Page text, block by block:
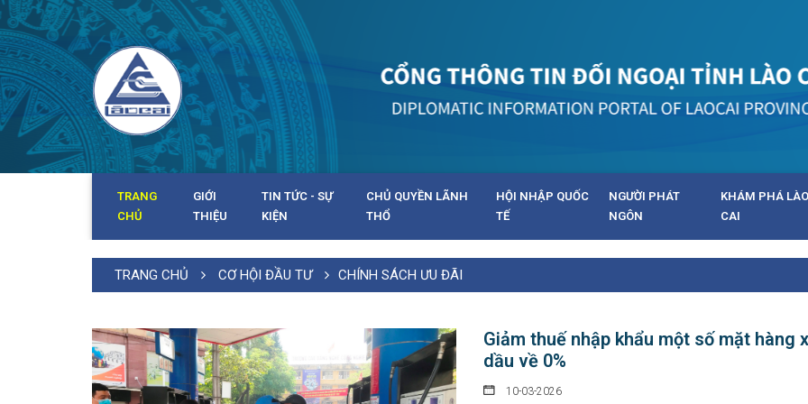
TRANG
CHỦ
GIỚI
THIỆU
TIN TỨC - SỰ
KIỆN
CHỦ QUYỀN LÃNH
THỔ
HỘI NHẬP QUỐC
TẾ
NGƯỜI PHÁT
NGÔN
KHÁM PHÁ LÀO
CAI
TRANG CHỦ CƠ HỘI ĐẦU TƯ CHÍNH SÁCH ƯU ĐÃI
Giảm thuế nhập khẩu một số mặt hàng
dầu về 0%
10-03-2026